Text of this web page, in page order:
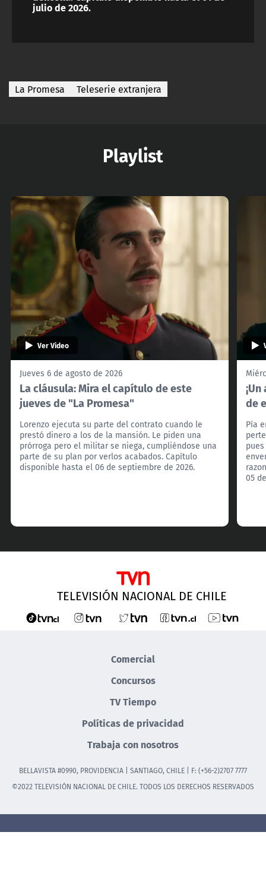
julio de 2026.
La Promesa Teleserie extranjera
Playlist
Ver Video
Jueves 6 de agosto de 2026
La cláusula: Mira el capítulo de este
jueves de "La Promesa"
Lorenzo ejecuta su parte del contrato cuando le
prestó dinero a los de la mansión. Le piden una
prórroga pero el militar se niega, cumpliéndose una
parte de su plan por verlos acabados. Capítulo
disponible hasta el 06 de septiembre de 2026.
de
Pía
05
TELEVISIÓN NACIONAL DE CHILE
Comercial
Concursos
TV Tiempo
Políticas de privacidad
Trabaja con nosotros
BELLAVISTA #0990, PROVIDENCIA | SANTIAGO, CHILE | F: (+56-2)2707 7777
©2022 TELEVISIÓN NACIONAL DE CHILE. TODOS LOS DERECHOS RESERVADOS